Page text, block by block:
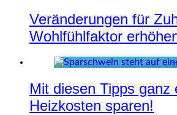
Veränderungen für
Wohlfühlfaktor
Mit diesen Tipps ganz
Heizkosten sparen!